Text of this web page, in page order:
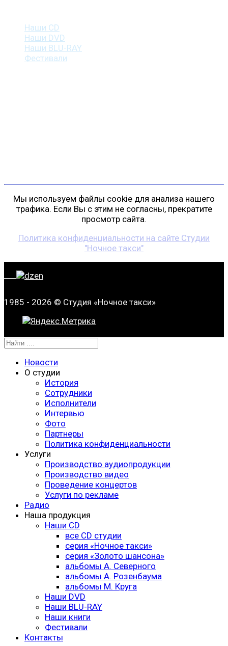
Наши CD
Наши DVD
Наши BLU-RAY
Фестивали
Мы используем файлы cookie для анализа нашего
трафика. Если Вы с этим не согласны, прекратите
просмотр сайта.
Политика конфиденциальности на сайте Студии
"Ночное такси"
1985 - 2026 © Студия «Ночное такси»
Новости
О студии
История
Сотрудники
Исполнители
Интервью
Фото
Партнеры
Политика конфиденциальности
Услуги
Производство аудиопродукции
Производство видео
Проведение концертов
Услуги по рекламе
Радио
Наша продукция
Наши CD
все CD студии
серия «Ночное такси»
серия «Золото шансона»
альбомы А. Северного
альбомы А. Розенбаума
альбомы М. Круга
Наши DVD
Наши BLU-RAY
Наши книги
Фестивали
Контакты